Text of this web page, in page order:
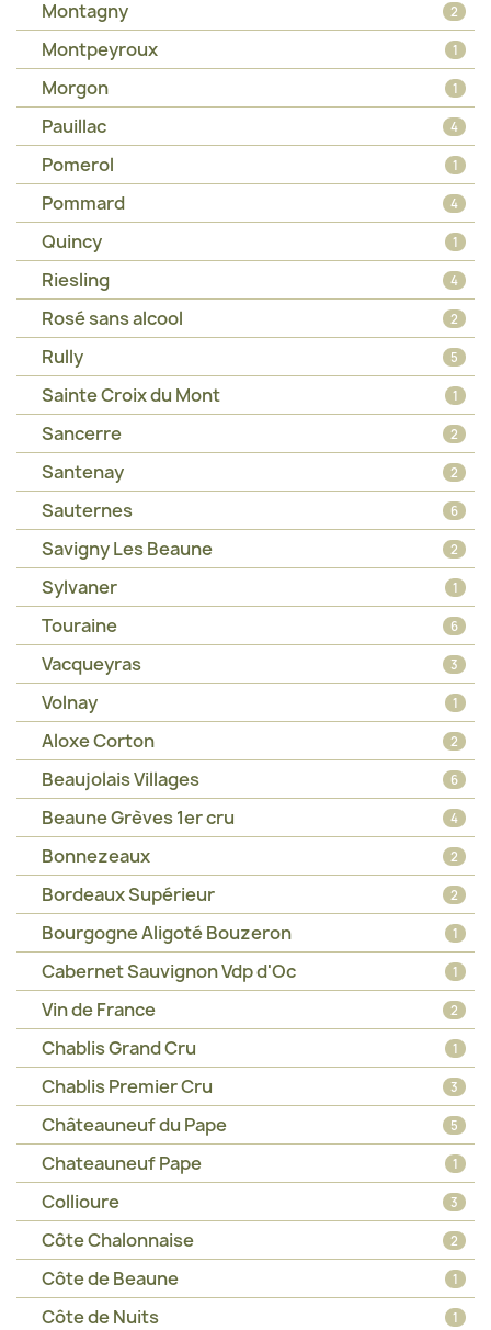
Montagny 2
Montpeyroux 1
Morgon 1
Pauillac 4
Pomerol 1
Pommard 4
Quincy 1
Riesling 4
Rosé sans alcool 2
Rully 5
Sainte Croix du Mont 1
Sancerre 2
Santenay 2
Sauternes 6
Savigny Les Beaune 2
Sylvaner 1
Touraine 6
Vacqueyras 3
Volnay 1
Aloxe Corton 2
Beaujolais Villages 6
Beaune Grèves 1er cru 4
Bonnezeaux 2
Bordeaux Supérieur 2
Bourgogne Aligoté Bouzeron 1
Cabernet Sauvignon Vdp d'Oc 1
Vin de France 2
Chablis Grand Cru 1
Chablis Premier Cru 3
Châteauneuf du Pape 5
Chateauneuf Pape 1
Collioure 3
Côte Chalonnaise 2
Côte de Beaune 1
Côte de Nuits 1